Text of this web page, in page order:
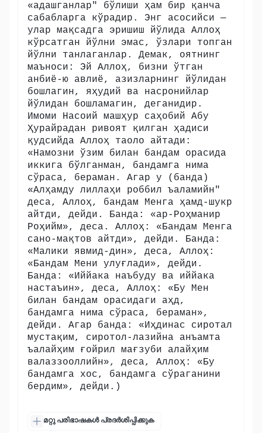
«адашганлар" бўлиши ҳам бир қанча
сабабларга кўрадир. Энг асосийси —
улар мақсадга эришиш йўлида Аллоҳ
кўрсатган йўлни эмас, ўзлари топган
йўлни танлаганлар. Демак, оятнинг
маъноси: Эй Аллоҳ, бизни ўтган
анбиё-ю авлиё, азизларнинг йўлидан
бошлагин, яҳудий ва насронийлар
йўлидан бошламагин, деганидир.
Имоми Насоий машҳур саҳобий Абу
Ҳурайрадан ривоят қилган ҳадиси
қудсийда Аллоҳ таоло айтади:
«Намозни ўзим билан бандам орасида
иккига бўлганман, бандамга нима
сўраса, бераман. Агар у (банда)
«Алҳамду лиллаҳи роббил ъаламийн"
деса, Аллоҳ, бандам Менга ҳамд-шукр
айтди, дейди. Банда: «ар-Роҳманир
Роҳийм», деса. Аллоҳ: «Бандам Менга
сано-мақтов айтди», дейди. Банда:
«Малики явмид-дин», деса, Аллоҳ:
«Бандам Мени улуғлади», дейди.
Банда: «Иййака наъбуду ва иййака
настаъин», деса, Аллоҳ: «Бу Мен
билан бандам орасидаги аҳд,
бандамга нима сўраса, бераман»,
дейди. Агар банда: «Иҳдинас сиротал
мустақим, сиротол-лазийна анъамта
ъалайҳим ғойрил мағзуби алайҳим
валаззооллийн», деса, Аллоҳ: «Бу
бандамга хос, бандамга сўраганини
бердим», дейди.)
മറ്റു പരിഭാഷകൾ പ്രദർശിപ്പിക്കുക